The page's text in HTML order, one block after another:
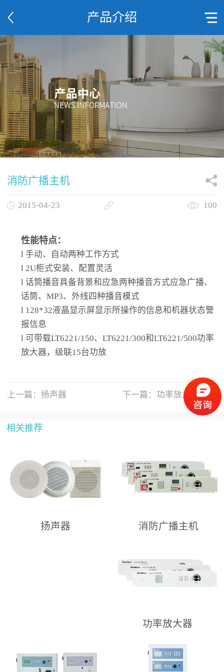
产品介绍
消防广播主机
2015-04-23 100
性能特点：
l 手动、自动两种工作方式
l 2U柜式安装、配置灵活
l 话筒播音具备背景和应急两种播音方式应急广播、
话筒、MP3、外线四种播音模式
l 128*32液晶显示屏显示所操作的信息和机器状态警
报信息
l 可带载LT6221/150、LT6221/300和LT6221/500功率
放大器，级联15台功放
上一篇： 扬声器 下一篇： 功率放大器
相关推荐
扬声器 消防广播主机
功率放大器